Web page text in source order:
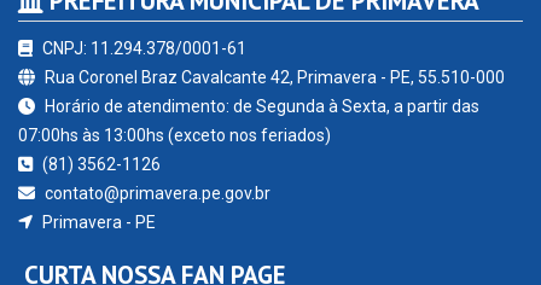
Primavera - PE
CURTA NOSSA FAN PAGE